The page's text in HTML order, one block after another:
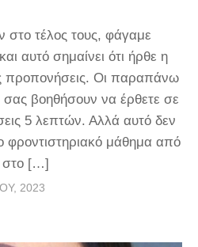
στο τέλος τους, φάγαμε
αυτό σημαίνει ότι ήρθε η
προπονήσεις. Οι παραπάνω
σας βοηθήσουν να έρθετε σε
5 λεπτών. Αλλά αυτό δεν
φροντιστηριακό μάθημα από
στο […]
2023